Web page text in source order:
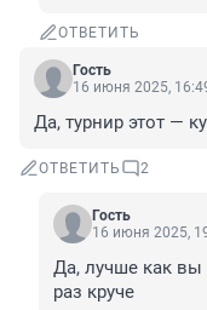
ОТВЕТИТЬ
Гость
16 июня 2025,
Да, турнир этот —
ОТВЕТИТЬ 2
Гость
16 июня 2025,
Да, лучше как вы
раз круче